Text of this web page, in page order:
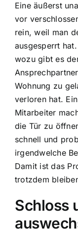
Eine äußerst
vor
rein, weil man
ausgesperrt
wozu gibt es
Wohnung zu
verloren hat.
Mitarbeiter
die Tür zu
schnell und
irgendwelche
Damit ist das
trotzdem
Schloss